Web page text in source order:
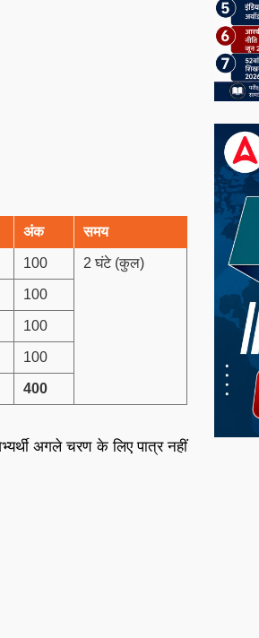
अंक समय
100 2 घंटे (कुल)
100
100
100
400
अगले चरण के लिए पात्र नहीं